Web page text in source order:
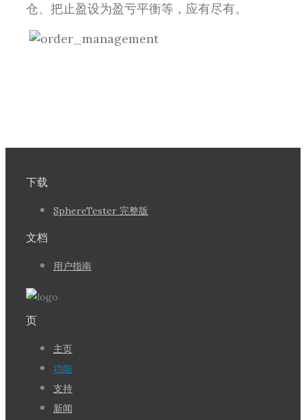
仓、把止盈设为盈亏平衡等，应有尽有。
下载
SphereTester 完整版
文档
用户指南
页
主页
功能
支持
新闻